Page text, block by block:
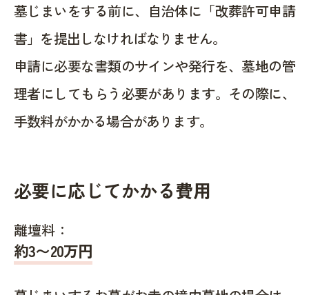
墓じまいをする前に、自治体に「改葬許可申請
書」を提出しなければなりません。
申請に必要な書類のサインや発行を、墓地の管
理者にしてもらう必要があります。その際に、
手数料がかかる場合があります。
必要に応じてかかる費用
離壇料：
約3〜20万円